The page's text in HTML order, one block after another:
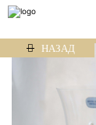
НАЗАД